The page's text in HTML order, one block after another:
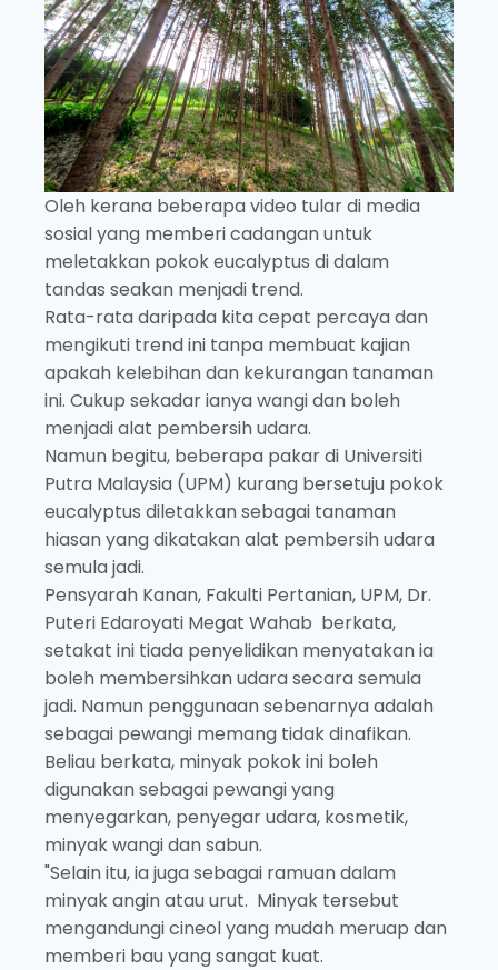
Oleh kerana beberapa video tular di media
sosial yang memberi cadangan untuk
meletakkan pokok eucalyptus di dalam
tandas seakan menjadi trend.
Rata-rata daripada kita cepat percaya dan
mengikuti trend ini tanpa membuat kajian
apakah kelebihan dan kekurangan tanaman
ini. Cukup sekadar ianya wangi dan boleh
menjadi alat pembersih udara.
Namun begitu, beberapa pakar di Universiti
Putra Malaysia (UPM) kurang bersetuju pokok
eucalyptus diletakkan sebagai tanaman
hiasan yang dikatakan alat pembersih udara
semula jadi.
Pensyarah Kanan, Fakulti Pertanian, UPM, Dr.
Puteri Edaroyati Megat Wahab berkata,
setakat ini tiada penyelidikan menyatakan ia
boleh membersihkan udara secara semula
jadi. Namun penggunaan sebenarnya adalah
sebagai pewangi memang tidak dinafikan.
Beliau berkata, minyak pokok ini boleh
digunakan sebagai pewangi yang
menyegarkan, penyegar udara, kosmetik,
minyak wangi dan sabun.
"Selain itu, ia juga sebagai ramuan dalam
minyak angin atau urut. Minyak tersebut
mengandungi cineol yang mudah meruap dan
memberi bau yang sangat kuat.